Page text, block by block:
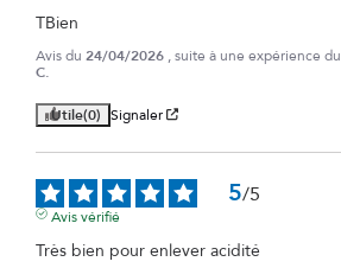
TBien
Avis du 24/04/2026 , suite à une expérience du
C.
Utile(0) Signaler
5/5
Avis vérifié
Très bien pour enlever acidité